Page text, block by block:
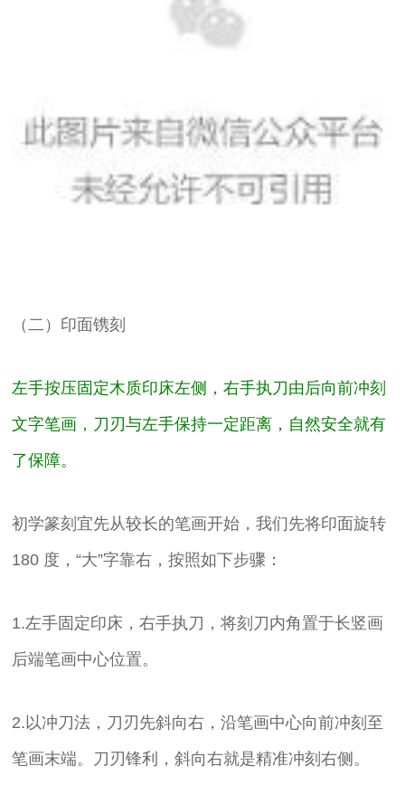
（二）印面镌刻
左手按压固定木质印床左侧，右手执刀由后向前冲刻
文字笔画，刀刃与左手保持一定距离，自然安全就有
了保障。
初学篆刻宜先从较长的笔画开始，我们先将印面旋转
180 度，“大”字靠右，按照如下步骤：
1.左手固定印床，右手执刀，将刻刀内角置于长竖画
后端笔画中心位置。
2.以冲刀法，刀刃先斜向右，沿笔画中心向前冲刻至
笔画末端。刀刃锋利，斜向右就是精准冲刻右侧。